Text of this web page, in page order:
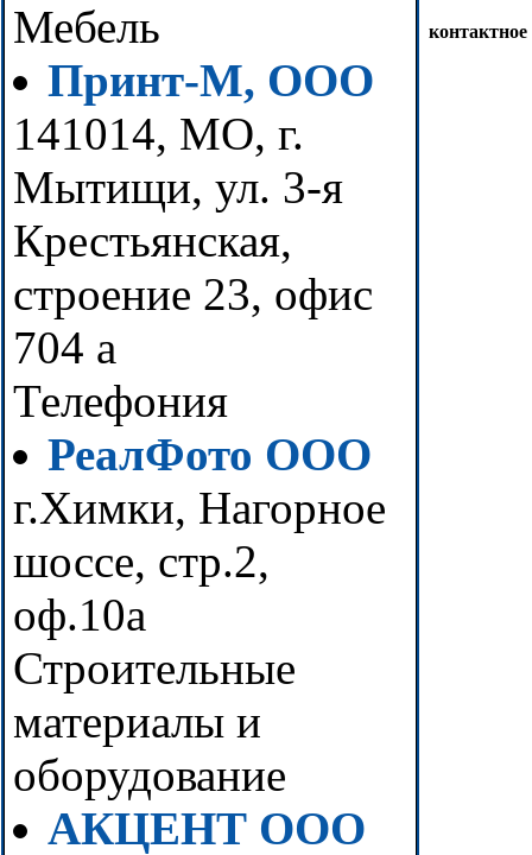
Мебель
Принт-М, ООО
141014, МО, г.
Мытищи, ул. 3-я
Крестьянская,
строение 23, офис
704 а
Телефония
РеалФото ООО
г.Химки, Нагорное
шоссе, стр.2,
оф.10а
Строительные
материалы и
оборудование
АКЦЕНТ ООО